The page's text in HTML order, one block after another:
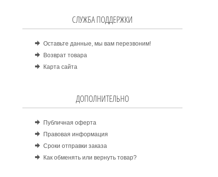
СЛУЖБА ПОДДЕРЖКИ
Оставьте данные, мы вам перезвоним!
Возврат товара
Карта сайта
ДОПОЛНИТЕЛЬНО
Публичная оферта
Правовая информация
Сроки отправки заказа
Как обменять или вернуть товар?